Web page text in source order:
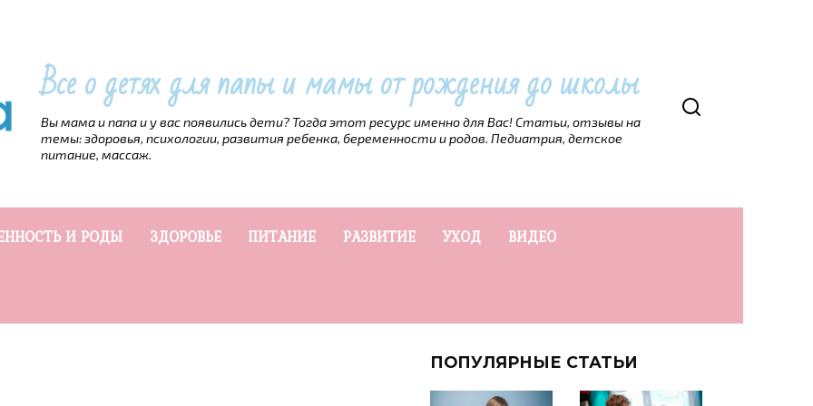
Все о детях для папы и мамы от рождения до школы
Вы мама и папа и у вас появились дети? Тогда этот ресурс именно для Вас! Статьи, отзывы на
темы: здоровья, психологии, развития ребенка, беременности и родов. Педиатрия, детское
питание, массаж.
И РОДЫ ЗДОРОВЬЕ ПИТАНИЕ РАЗВИТИЕ УХОД ВИДЕО
ПОПУЛЯРНЫЕ СТАТЬИ